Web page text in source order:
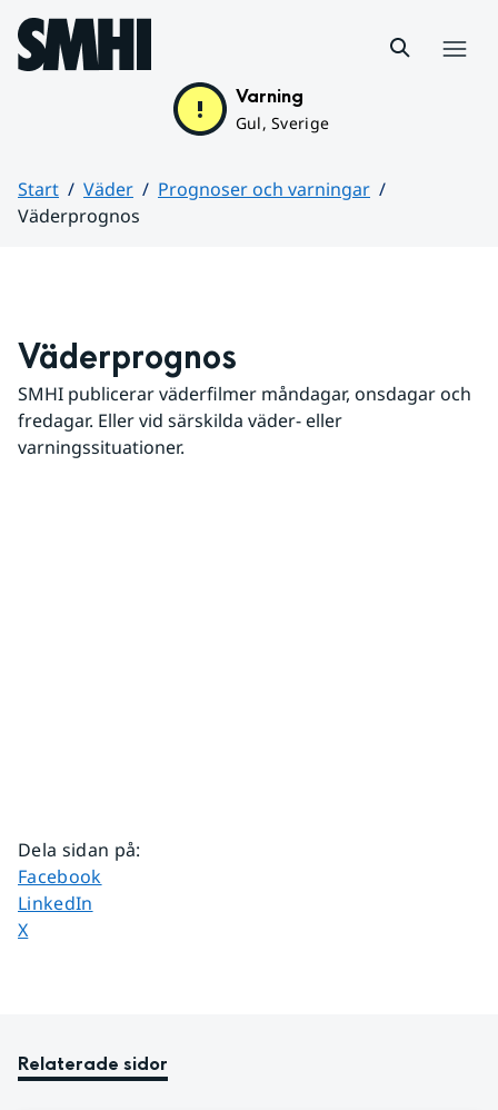
Hoppa till sidans innehåll
Varning
Gul, Sverige
Start Väder
Prognoser och varningar
Väderprognos
Väderprognos
SMHI publicerar väderfilmer måndagar, onsdagar och
fredagar. Eller vid särskilda väder- eller
varningssituationer.
Dela sidan på:
Dela sidan på
Facebook
Dela sidan på
LinkedIn
Dela sidan på
X
Relaterade sidor